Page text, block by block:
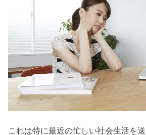
これは特に最近の忙しい社会生活を